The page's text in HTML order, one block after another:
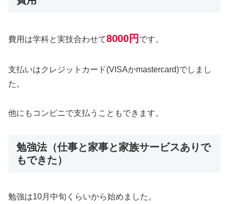
費用は学科と実技合わせて8000円 です。
支払いはクレジットカード(VISAかmastercard)でしまし
た。
他にもコンビニで支払うこともできます。
勉強法（仕事と家事と家族サービスありで
もできた）
勉強は10月中旬くらいから始めました。